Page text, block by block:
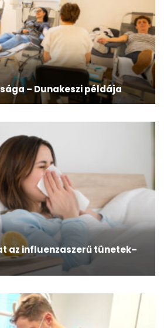
– Dunakeszi példája
az influenzaszerű tünetek–